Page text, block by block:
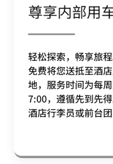
尊享内部用
轻松探索，畅享旅
免费将您送抵至酒
地，服务时间为每
7:00，遵循先到先
酒店行李员或前台团